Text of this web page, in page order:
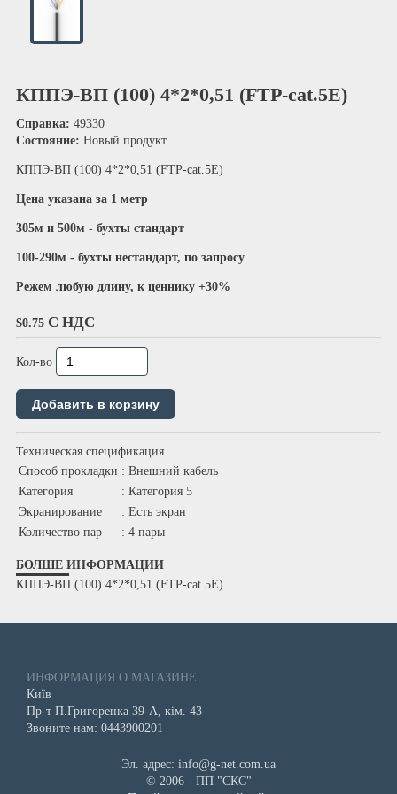
КППЭ-ВП (100) 4*2*0,51 (FTP-cat.5E)
Справка: 49330
Состояние: Новый продукт
КППЭ-ВП (100) 4*2*0,51 (FTP-cat.5E)
Цена указана за 1 метр
305м и 500м - бухты стандарт
100-290м - бухты нестандарт, по запросу
Режем любую длину, к ценнику +30%
$0.75 С НДС
Кол-во
Техническая спецификация
Способ прокладки : Внешний кабель
Категория
: Категория 5
Экранирование
: Есть экран
Количество пар
: 4 пары
БОЛШЕ ИНФОРМАЦИИ
КППЭ-ВП (100) 4*2*0,51 (FTP-cat.5E)
ИНФОРМАЦИЯ О МАГАЗИНЕ
Київ
Пр-т П.Григоренка 39-А, кім. 43
Звоните нам: 0443900201
Эл. адрес: info@g-net.com.ua
© 2006 - ПП "СКС"